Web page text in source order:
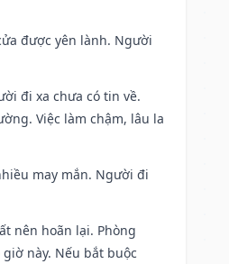
được yên lành. Người
đi xa chưa có tin về.
Việc làm chậm, lâu la
may mắn. Người đi
nên hoãn lại. Phòng
này. Nếu bắt buộc